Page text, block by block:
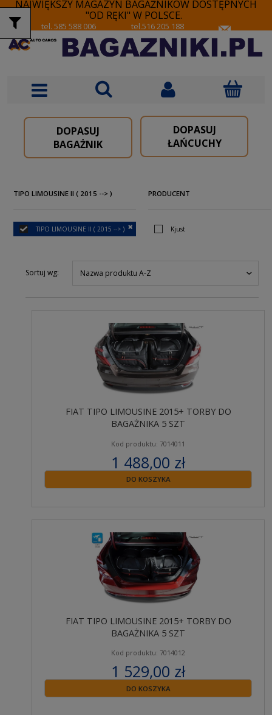
NAJWIĘKSZY MAGAZYN BAGAŻNIKÓW DOSTĘPNYCH
"OD RĘKI" W POLSCE.
tel. 585 588 006 tel.516 205 188
DOPASUJ
BAGAŻNIK
DOPASUJ
ŁAŃCUCHY
TIPO LIMOUSINE II ( 2015 --> )
TIPO LIMOUSINE II ( 2015 --> )
PRODUCENT
Kjust
Sortuj wg: Nazwa produktu A-Z
FIAT TIPO LIMOUSINE 2015+ TORBY DO
BAGAŻNIKA 5 SZT
Kod produktu: 7014011
1 488,00 zł
zawiera 23% VAT
DO KOSZYKA
FIAT TIPO LIMOUSINE 2015+ TORBY DO
BAGAŻNIKA 5 SZT
Kod produktu: 7014012
1 529,00 zł
zawiera 23% VAT
DO KOSZYKA